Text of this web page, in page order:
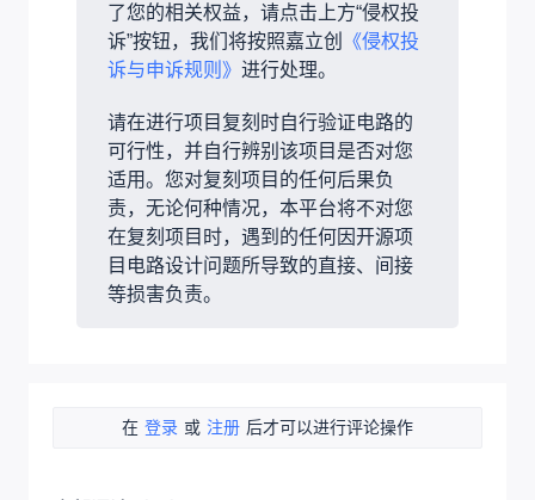
了您的相关权益，请点击上方“侵权投
诉”按钮，我们将按照嘉立创
《侵权投
诉与申诉规则》 进行处理。
请在进行项目复刻时自行验证电路的
可行性，并自行辨别该项目是否对您
适用。您对复刻项目的任何后果负
责，无论何种情况，本平台将不对您
在复刻项目时，遇到的任何因开源项
目电路设计问题所导致的直接、间接
等损害负责。
在 登录 或 注册 后才可以进行评论操作